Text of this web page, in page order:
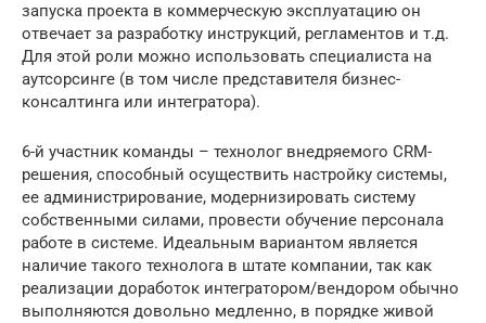
запуска проекта в коммерческую эксплуатацию он
отвечает за разработку инструкций, регламентов и т.д.
Для этой роли можно использовать специалиста на
аутсорсинге (в том числе представителя бизнес-
консалтинга или интегратора).
6-й участник команды – технолог внедряемого CRM-
решения, способный осуществить настройку системы,
ее администрирование, модернизировать систему
собственными силами, провести обучение персонала
работе в системе. Идеальным вариантом является
наличие такого технолога в штате компании, так как
реализации доработок интегратором/вендором обычно
выполняются довольно медленно, в порядке живой